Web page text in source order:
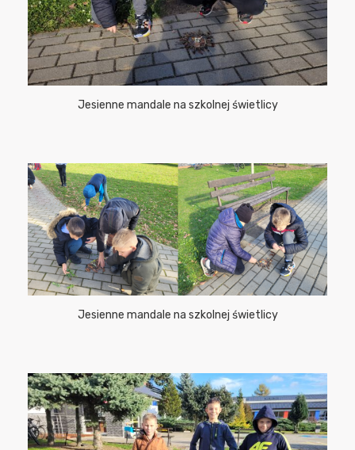
Jesienne mandale na szkolnej świetlicy
Jesienne mandale na szkolnej świetlicy